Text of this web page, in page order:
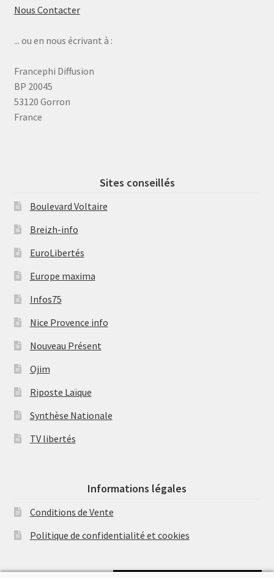
Nous Contacter
... ou en nous écrivant à :
Francephi Diffusion
BP 20045
53120 Gorron
France
Sites conseillés
Boulevard Voltaire
Breizh-info
EuroLibertés
Europe maxima
Infos75
Nice Provence info
Nouveau Présent
Ojim
Riposte Laïque
Synthèse Nationale
TV libertés
Informations légales
Conditions de Vente
Politique de confidentialité et cookies